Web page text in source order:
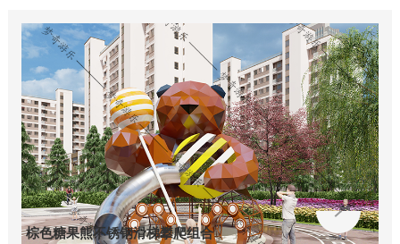
棕色糖果熊不锈钢滑梯攀爬组合